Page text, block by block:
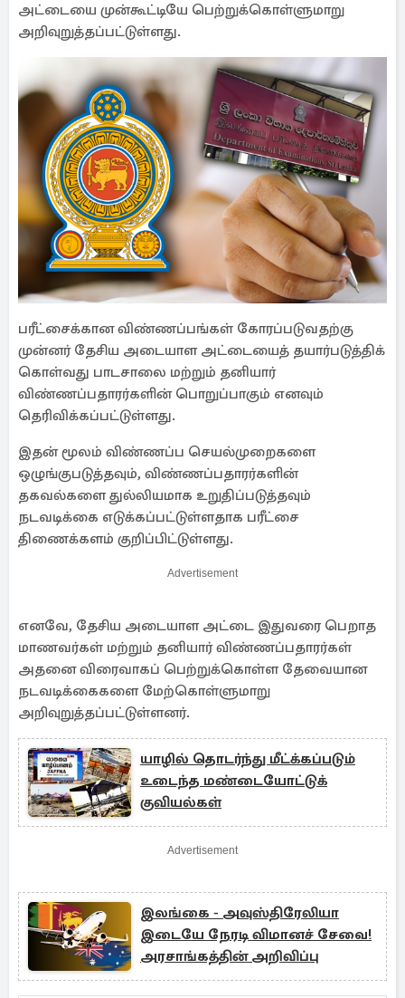
அட்டையை முன்கூட்டியே பெற்றுக்கொள்ளுமாறு
அறிவுறுத்தப்பட்டுள்ளது.
பரீட்சைக்கான விண்ணப்பங்கள் கோரப்படுவதற்கு
முன்னர் தேசிய அடையாள அட்டையைத் தயார்படுத்திக்
கொள்வது பாடசாலை மற்றும் தனியார்
விண்ணப்பதாரர்களின் பொறுப்பாகும் எனவும்
தெரிவிக்கப்பட்டுள்ளது.
இதன் மூலம் விண்ணப்ப செயல்முறைகளை
ஒழுங்குபடுத்தவும், விண்ணப்பதாரர்களின்
தகவல்களை துல்லியமாக உறுதிப்படுத்தவும்
நடவடிக்கை எடுக்கப்பட்டுள்ளதாக பரீட்சை
திணைக்களம் குறிப்பிட்டுள்ளது.
Advertisement
எனவே, தேசிய அடையாள அட்டை இதுவரை பெறாத
மாணவர்கள் மற்றும் தனியார் விண்ணப்பதாரர்கள்
அதனை விரைவாகப் பெற்றுக்கொள்ள தேவையான
நடவடிக்கைகளை மேற்கொள்ளுமாறு
அறிவுறுத்தப்பட்டுள்ளனர்.
யாழில் தொடர்ந்து மீட்க்கப்படும்
உடைந்த மண்டையோட்டுக்
குவியல்கள்
Advertisement
இலங்கை - அவுஸ்திரேலியா
இடையே நேரடி விமானச் சேவை!
அரசாங்கத்தின் அறிவிப்பு